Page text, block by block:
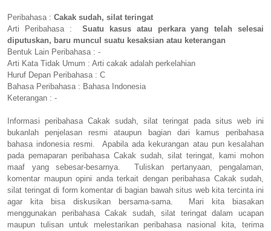
Peribahasa : Cakak sudah, silat teringat
Arti Peribahasa :Suatu kasus atau perkara yang telah selesai
diputuskan, baru muncul suatu kesaksian atau keterangan
Bentuk Lain Peribahasa : -
Arti Kata Tidak Umum : Arti cakak adalah perkelahian
Huruf Depan Peribahasa : C
Bahasa Peribahasa : Bahasa Indonesia
Keterangan : -
Informasi peribahasa Cakak sudah, silat teringat pada situs web ini
bukanlah penjelasan resmi ataupun bagian dari kamus peribahasa
bahasa indonesia resmi. Apabila ada kekurangan atau pun kesalahan
pada pemaparan peribahasa Cakak sudah, silat teringat, kami mohon
maaf yang sebesar-besarnya. Tuliskan pertanyaan, pengalaman,
komentar maupun opini anda terkait dengan peribahasa Cakak sudah,
silat teringat di form komentar di bagian bawah situs web kita tercinta ini
agar kita bisa diskusikan bersama-sama. Mari kita biasakan
menggunakan peribahasa Cakak sudah, silat teringat dalam ucapan
maupun tulisan untuk melestarikan peribahasa nasional kita, terima